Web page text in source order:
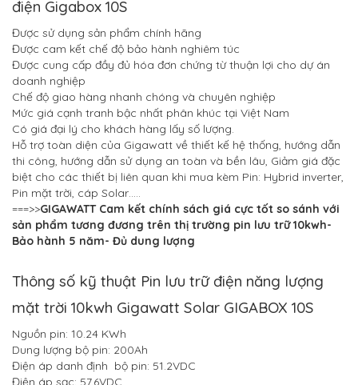
điện Gigabox 10S
Được sử dụng sản phẩm chính hãng
Được cam kết chế độ bảo hành nghiêm túc
Được cung cấp đầy đủ hóa đơn chứng từ thuận lợi cho dự án
doanh nghiệp
Chế độ giao hàng nhanh chóng và chuyên nghiệp
Mức giá cạnh tranh bậc nhất phân khúc tại Việt Nam
Có giá đại lý cho khách hàng lấy số lượng.
Hỗ trợ toàn diện của Gigawatt về thiết kế hệ thống, hướng dẫn
thi công, hướng dẫn sử dụng an toàn và bền lâu, Giảm giá đặc
biệt cho các thiết bị liên quan khi mua kèm Pin: Hybrid inverter,
Pin mặt trời, cáp Solar…..
===>>GIGAWATT Cam kết chính sách giá cực tốt so sánh với
sản phẩm tương đương trên thị trường pin lưu trữ 10kwh-
Bảo hành 5 năm- Đủ dung lượng
Thông số kỹ thuật Pin lưu trữ điện năng lượng
mặt trời 10kwh Gigawatt Solar GIGABOX 10S
Nguồn pin: 10.24 KWh
Dung lượng bộ pin: 200Ah
Điện áp danh định bộ pin: 51.2VDC